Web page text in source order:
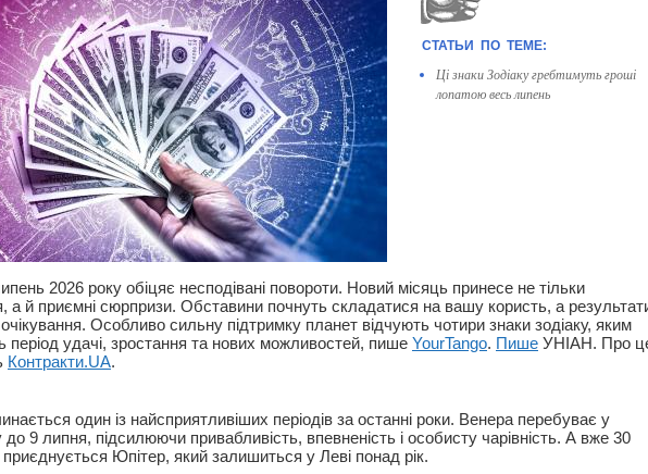
Ці знаки Зодіаку гребтимуть гроші
лопатою весь липень
2026 року обіцяє несподівані повороти. Новий місяць принесе не тільки
а й приємні сюрпризи. Обставини почнуть складатися на вашу користь, а
Особливо сильну підтримку планет відчують чотири знаки зодіаку, яким
період удачі, зростання та нових можливостей, пише YourTango. Пише УНІАН. Про
Контракти.UA.
один із найсприятливіших періодів за останні роки. Венера перебуває у
9 липня, підсилюючи привабливість, впевненість і особисту чарівність. А вже 30
приєднується Юпітер, який залишиться у Леві понад рік.